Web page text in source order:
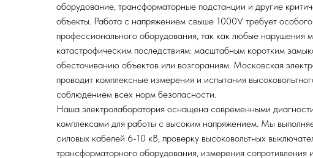
оборудование, трансформаторные подстанции и другие
объекты. Работа с напряжением свыше 1000V требует
профессионального оборудования, так как любые нарушения
катастрофическим последствиям: масштабным коротким
обесточиванию объектов или возгораниям. Московская
проводит комплексные измерения и испытания
соблюдением всех норм безопасности.
Наша электролаборатория оснащена современными
комплексами для работы с высоким напряжением. Мы
силовых кабелей 6-10 кВ, проверку высоковольтных
трансформаторного оборудования, измерения сопротивления